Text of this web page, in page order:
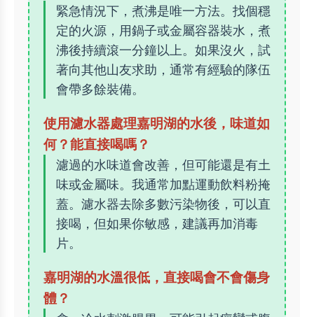
緊急情況下，煮沸是唯一方法。找個穩
定的火源，用鍋子或金屬容器裝水，煮
沸後持續滾一分鐘以上。如果沒火，試
著向其他山友求助，通常有經驗的隊伍
會帶多餘裝備。
使用濾水器處理嘉明湖的水後，味道如
何？能直接喝嗎？
濾過的水味道會改善，但可能還是有土
味或金屬味。我通常加點運動飲料粉掩
蓋。濾水器去除多數污染物後，可以直
接喝，但如果你敏感，建議再加消毒
片。
嘉明湖的水溫很低，直接喝會不會傷身
體？